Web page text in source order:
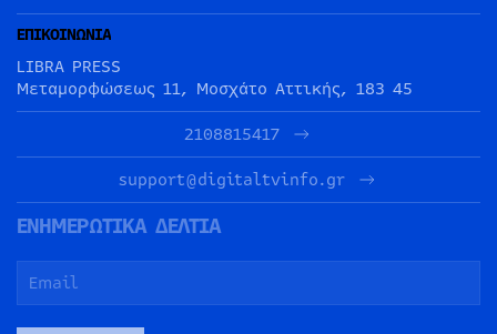
ΕΠΙΚΟΙΝΩΝΙΑ
LIBRA PRESS
Μεταμορφώσεως 11, Μοσχάτο Αττικής, 183 45
2108815417
support@digitaltvinfo.gr
ΕΝΗΜΕΡΩΤΙΚΑ ΔΕΛΤΙΑ